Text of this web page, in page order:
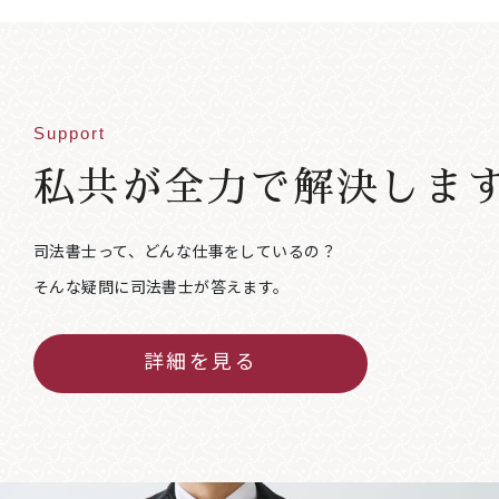
Support
私共が全力で解決しま
司法書士って、どんな仕事をしているの？
そんな疑問に司法書士が答えます。
詳細を見る